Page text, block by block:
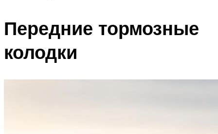
Передние тормозные
колодки